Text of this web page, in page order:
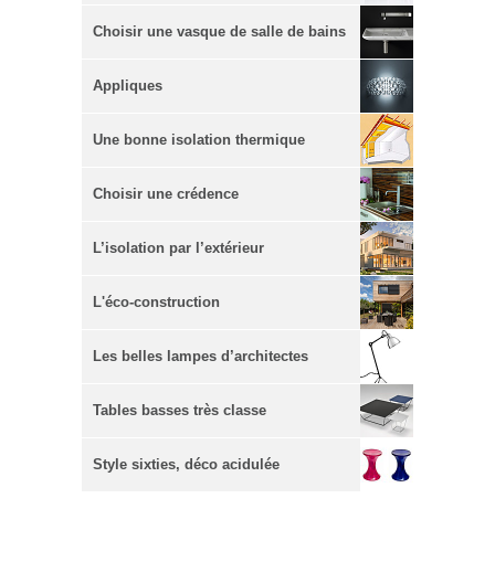
Choisir une vasque de salle de bains
Appliques
Une bonne isolation thermique
Choisir une crédence
L’isolation par l’extérieur
L'éco-construction
Les belles lampes d’architectes
Tables basses très classe
Style sixties, déco acidulée